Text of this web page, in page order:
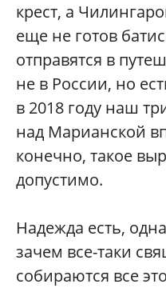
крест, а
еще не готов
отправятся в
не в России, но
в 2018 году наш
над Марианской
конечно, такое
допустимо.
Надежда есть,
зачем все-таки
собираются все